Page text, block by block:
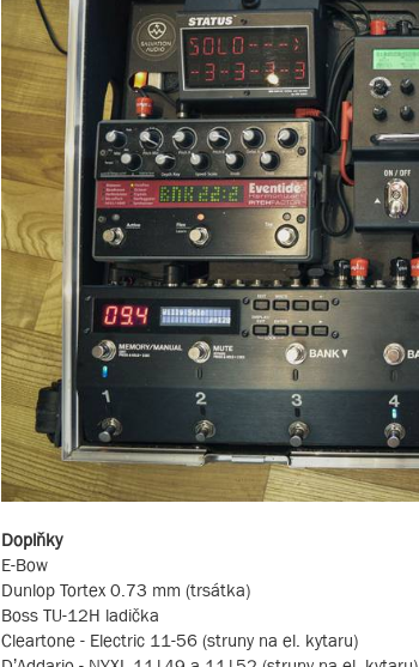
Doplňky
E-Bow
Dunlop Tortex 0.73 mm (trsátka)
Boss TU-12H ladička
Cleartone - Electric 11-56 (struny na el. kytaru)